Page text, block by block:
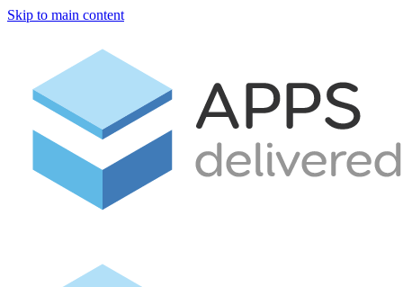
Skip to main content